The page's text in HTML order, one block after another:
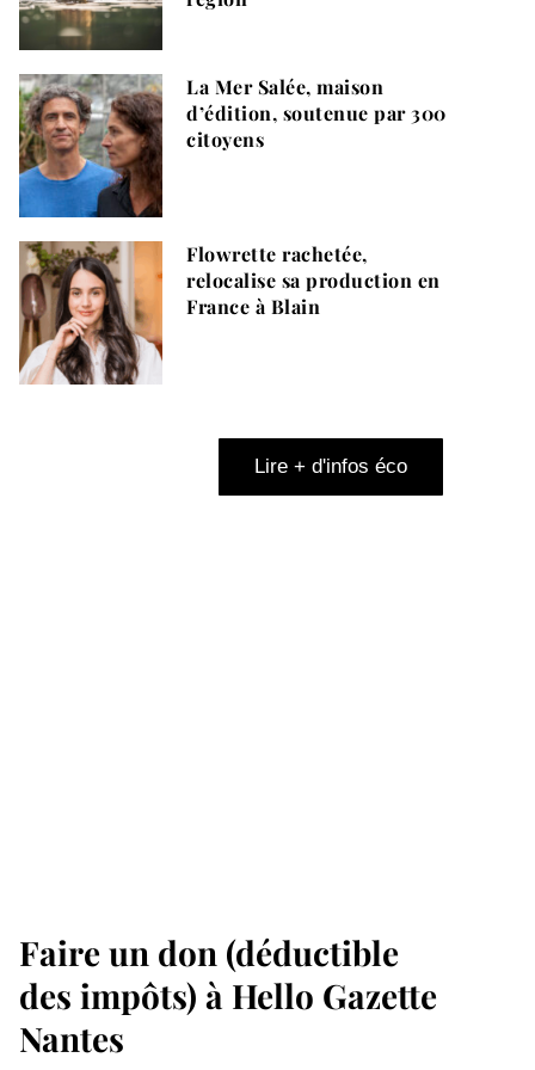
La Mer Salée, maison
d’édition, soutenue par 300
citoyens
Flowrette rachetée,
relocalise sa production en
France à Blain
Lire + d'infos éco
Faire un don (déductible
des impôts) à Hello Gazette
Nantes